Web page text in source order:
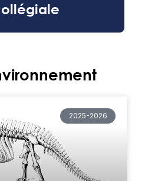
2025-2026